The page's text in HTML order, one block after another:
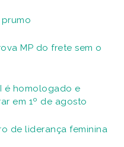
MP do frete sem o
é homologado e
em 1º de agosto
de liderança feminina